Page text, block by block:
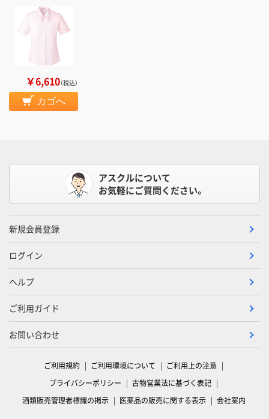
￥6,610（税込）
カゴへ
アスクルについて
お気軽にご質問ください。
新規会員登録
ログイン
ヘルプ
ご利用ガイド
お問い合わせ
ご利用規約 ご利用環境について
ご利用上の注意
プライバシーポリシー
古物営業法に基づく表記
酒類販売管理者標識の掲示
医薬品の販売に関する表示 会社案内